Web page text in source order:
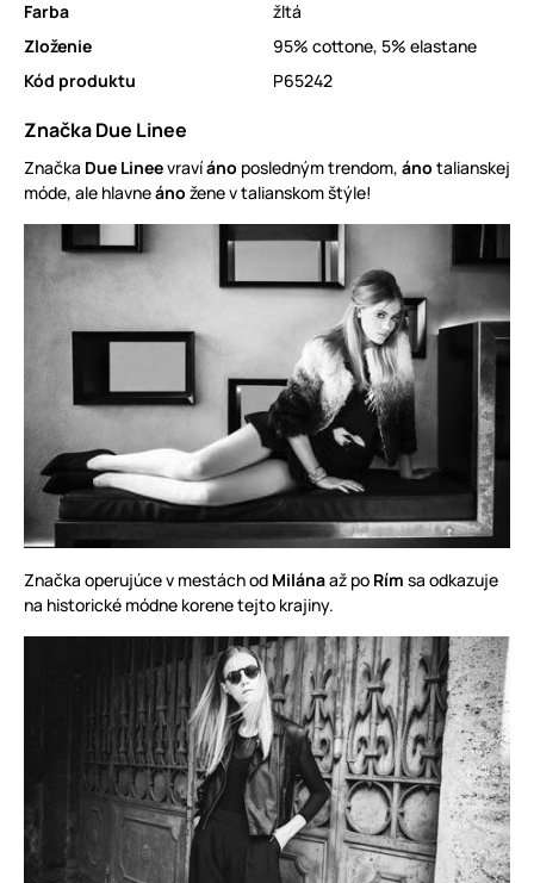
Farba
žltá
Zloženie
95% cottone, 5% elastane
Kód produktu
P65242
Značka Due Linee
Značka Due Lineevravíáno posledným trendom, áno talianskej
móde, ale hlavneáno žene v talianskom štýle!
Značka operujúce v mestách od Milánaaž po Rím sa odkazuje
na historické módne korene tejto krajiny.